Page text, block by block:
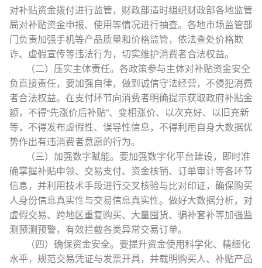
对补贴资金拨付进行监管，财政部适时组织财政部各地监管
局对补贴资金申报、使用等情况进行抽查。各地市场监管部
门负责加强手机等产品质量和价格监管，依法查处价格欺
诈、虚假宣传等违法行为，切实维护消费者合法权益。
（二）压实主体责任。各政策参与主体对补贴资金安全
负直接责任，要加强自律，做到诚信守法经营，不侵犯消费
者合法权益。在支付环节向消费者明确提示获取政府补贴金
额，不得“先涨价后补贴”、变相涨价、以次充好、以旧充新
等，不得发布虚假性、误导性信息，不得利用自身大数据优
势作出有违消费者意愿的行为。
（三）加强数字赋能。要加强数字化平台建设，即时准
确掌握补贴申领、交易支付、资金核销、订单审计等各环节
信息，并利用技术手段进行交叉核验与比对印证，确保购买
人身份信息真实性与交易信息真实性。做好大数据分析，对
虚假交易、跨地区重复购买、大量囤货、骗补套补等加强监
测预测预警，有效拦截各类异常交易订单。
（四）确保资金安全。要提升资金使用科学化、精细化
水平，规范交易凭证与发票开具，并载明购买人、补贴产品